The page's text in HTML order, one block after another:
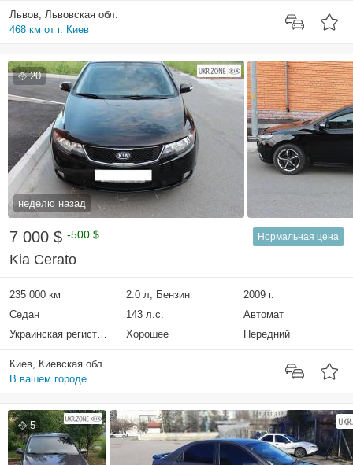
Львов, Львовская обл.
468 км от г. Киев
20
неделю назад
7 000 $ -500 $ Нормальная цена
Kia Cerato
235 000 км 2.0 л, Бензин
2009 г.
Седан
143 л.с.
Автомат
Украинская регистрация
Хорошее Передний
Киев, Киевская обл.
В вашем городе
5